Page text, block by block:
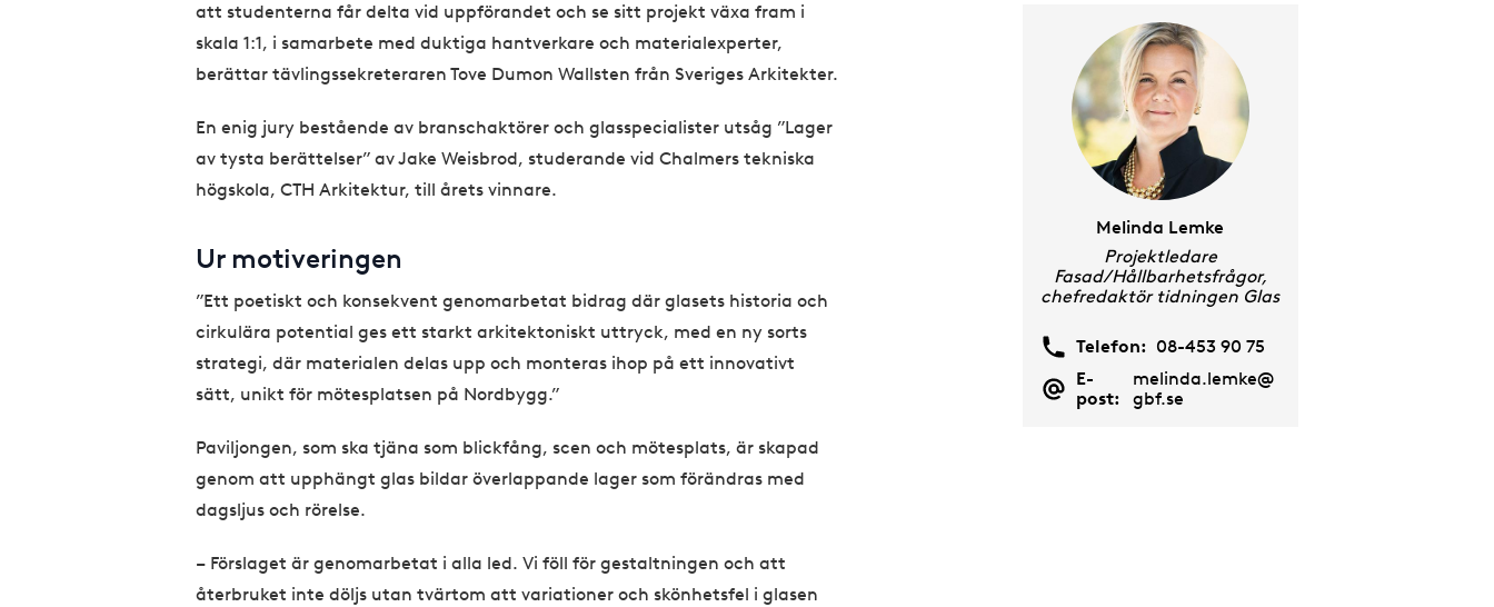
att studenterna får delta vid uppförandet och se sitt projekt växa fram i
skala 1:1, i samarbete med duktiga hantverkare och materialexperter,
berättar tävlingssekreteraren Tove Dumon Wallsten från Sveriges Arkitekter.
En enig jury bestående av branschaktörer och glasspecialister utsåg ”Lager
av tysta berättelser” av Jake Weisbrod, studerande vid Chalmers tekniska
högskola, CTH Arkitektur, till årets vinnare.
Ur motiveringen
”Ett poetiskt och konsekvent genomarbetat bidrag där glasets historia och
cirkulära potential ges ett starkt arkitektoniskt uttryck, med en ny sorts
strategi, där materialen delas upp och monteras ihop på ett innovativt
sätt, unikt för mötesplatsen på Nordbygg.”
Paviljongen, som ska tjäna som blickfång, scen och mötesplats, är skapad
genom att upphängt glas bildar överlappande lager som förändras med
dagsljus och rörelse.
– Förslaget är genomarbetat i alla led. Vi föll för gestaltningen och att
återbruket inte döljs utan tvärtom att variationer och skönhetsfel i glasen
Melinda Lemke
Projektledare
Fasad/Hållbarhetsfrågor,
chefredaktör tidningen Glas
Telefon: 08-453 90 75
E-
post:
melinda.lemke@
gbf.se